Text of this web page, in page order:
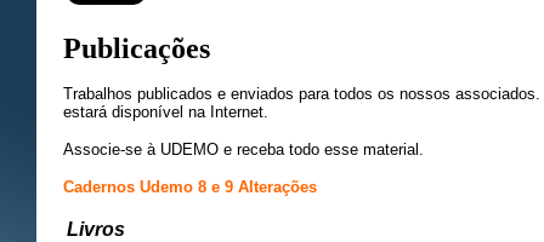
Publicações
Trabalhos publicados e enviados para todos os nossos
estará disponível na Internet.
Associe-se à UDEMO e receba todo esse material.
Cadernos Udemo 8 e 9 Alterações
Livros